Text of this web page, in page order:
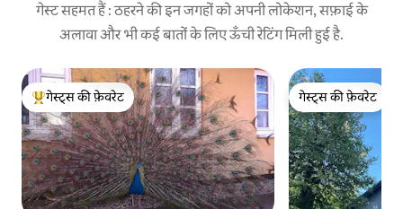
गेस्ट सहमत हैं : ठहरने की इन जगहों को अपनी लोकेशन, सफ़ाई के
अलावा और भी कई बातों के लिए ऊँची रेटिंग मिली हुई है.
गेस्ट्स का टॉप फ़ेवरेट
गेस्ट्स की फ़ेवरेट
गेस्ट्स की फ़ेवरेट
गेस्ट्स की फ़ेवरेट